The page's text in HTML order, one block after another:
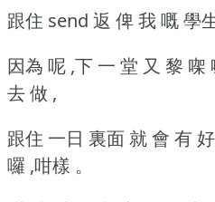
跟住 send 返 俾 我 嘅 學
因為 呢 ,下 一 堂 又 黎 㗎
去 做 ,
跟住 一日 裏面 就 會 有
囉 ,咁樣 。